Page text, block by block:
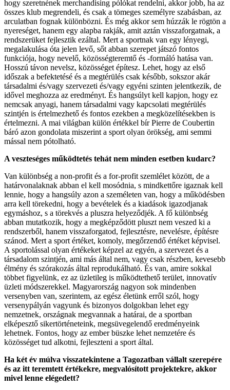
hogy szeretnének merchandising pólókat rendelni, akkor jobb, ha az
összes klub megrendeli, és csak a tömeges személyre szabásban, az
arculatban fognak különbözni. És még akkor sem húzzák le rögtön a
nyereséget, hanem egy alapba rakják, amit aztán visszaforgatnak, a
rendszerüket fejlesztik ezáltal. Mert a sportnak van egy lényegi,
megalakulása óta jelen levő, sőt abban szerepet játszó fontos
funkciója, hogy nevelő, közösségteremtő és -formáló hatása van.
Hosszú távon nevelsz, közösséget építesz. Lehet, hogy az első
időszak a befektetésé és a megtérülés csak később, sokszor akár
társadalmi és/vagy szervezeti és/vagy egyéni szinten jelentkezik, de
idővel meghozza az eredményt. És hangsúlyt kell kapjon, hogy ez
nemcsak anyagi, hanem társadalmi vagy kapcsolati megtérülés
szintjén is értelmezhető és fontos ezekben a megközelítésekben is
értelmezni. A mai világban külön értékkel bír Pierre de Coubertin
báró azon gondolata miszerint a sport olyan örökség, ami semmi
mással nem pótolható.
A veszteséges működtetés tehát nem minden esetben kudarc?
Van különbség a non-profit és a for-profit szemlélet között, de a
határvonalaknak abban el kell mosódnia, s mindkettőre igaznak kell
lennie, hogy a hangsúly azon a személeten van, hogy a működésben
arra kell törekedni, hogy a bevételek és a kiadások igazodjanak
egymáshoz, s a törekvés a pluszra helyeződjék. A fő különbség
abban mutatkozik, hogy a megképződött pluszt nem veszed ki a
rendszerből, hanem visszaforgatod, fejlesztésre, nevelésre, építésre
szánod. Mert a sport értéket, komoly, megőrzendő értéket képvisel.
A sportolással olyan értékeket képzel az egyén, a szervezet és a
társadalom szintjén, ami más által nem, vagy csak részben, kevesebb
élmény és szórakozás által reprodukálható. És van, amire sokkal
többet figyelünk, ez az üzletileg is működtethető terület, innovatív
üzleti módszerekkel. Magyarország nagyon sok mindenben
versenyben van, szerintem, az egész életünk erről szól, hogy
versenypályán vagyunk és bizonyos dolgokban lehet egy
nemzetnek, országnak megvannak a határai, de a sportban
elképesztő sikertörténeteink, megsüvegelendő eredményeink
lehetnek. Fontos, hogy az ember büszke lehet nemzetére és
közösséget tud alkotni, fejleszteni a sport által.
Ha két év múlva visszatekintene a Tagozatban vállalt szerepére
és az itt teremtett értékekre, megvalósított projektekre, akkor
mivel lenne elégedett?